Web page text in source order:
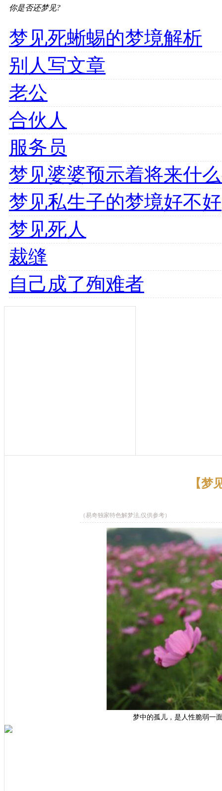
你是否还梦见?
梦见死蜥蜴的梦境解析
别人写文章
老公
合伙人
服务员
梦见婆婆预示着将来什
梦见私生子的梦境好不好
梦见死人
裁缝
自己成了殉难者
【梦
（易奇独家特色解梦法,仅供参考）
梦中的孤儿，是人性脆弱一